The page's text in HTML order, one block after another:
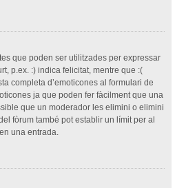
que poden ser utilitzades per expressar
p.ex. :) indica felicitat, mentre que :(
completa d’emoticones al formulari de
ja que poden fer fàcilment que una
que un moderador les elimini o elimini
fòrum també pot establir un límit per al
una entrada.